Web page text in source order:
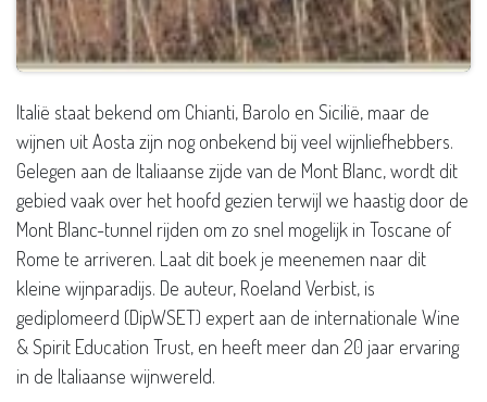
Italië staat bekend om Chianti, Barolo en Sicilië, maar de
wijnen uit Aosta zijn nog onbekend bij veel wijnliefhebbers.
Gelegen aan de Italiaanse zijde van de Mont Blanc, wordt dit
gebied vaak over het hoofd gezien terwijl we haastig door de
Mont Blanc-tunnel rijden om zo snel mogelijk in Toscane of
Rome te arriveren. Laat dit boek je meenemen naar dit
kleine wijnparadijs. De auteur, Roeland Verbist, is
gediplomeerd (DipWSET) expert aan de internationale Wine
& Spirit Education Trust, en heeft meer dan 20 jaar ervaring
in de Italiaanse wijnwereld.